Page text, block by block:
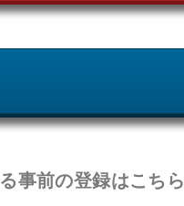
事前の登録はこちら